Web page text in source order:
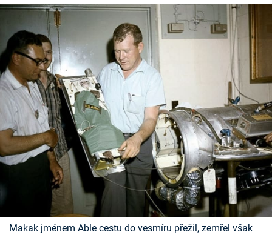
Makak jménem Able cestu do vesmíru přežil, zemřel však